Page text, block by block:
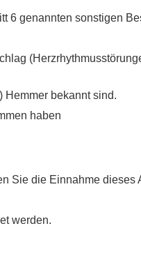
6 genannten sonstigen
Hemmer bekannt sind.
haben
Sie die Einnahme
werden.